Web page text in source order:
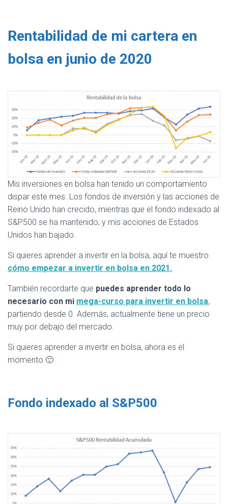
Rentabilidad de mi cartera en
bolsa en junio de 2020
Mis inversiones en bolsa han tenido un comportamiento
dispar este mes. Los fondos de inversión y las acciones de
Reino Unido han crecido, mientras que el fondo indexado al
S&P500 se ha mantenido, y mis acciones de Estados
Unidos han bajado.
Si quieres aprender a invertir en la bolsa, aquí te muestro
cómo empezar a invertir en bolsa en 2021.
También recordarte que puedes aprender todo lo
necesario con mi mega-curso para invertir en bolsa,
partiendo desde 0. Además, actualmente tiene un precio
muy por debajo del mercado.
Si quieres aprender a invertir en bolsa, ahora es el
momento 🙂
Fondo indexado al S&P500